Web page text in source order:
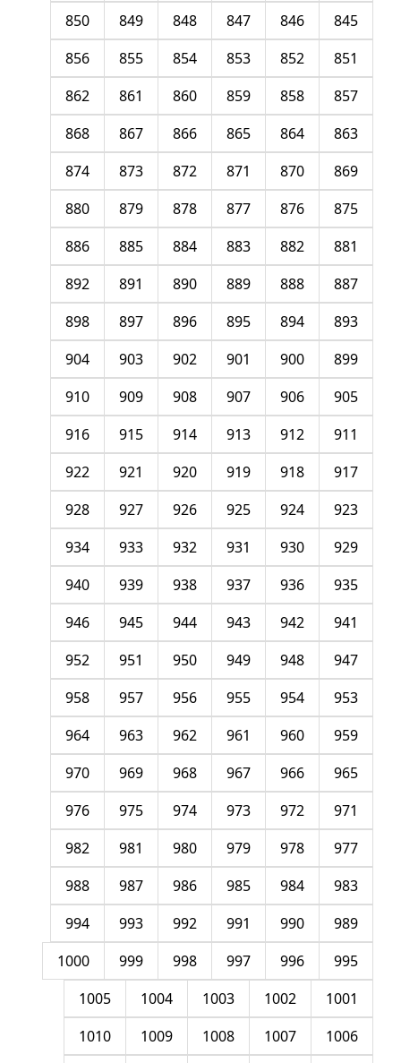
845
846
847
848
849
850
851
852
853
854
855
856
857
858
859
860
861
862
863
864
865
866
867
868
869
870
871
872
873
874
875
876
877
878
879
880
881
882
883
884
885
886
887
888
889
890
891
892
893
894
895
896
897
898
899
900
901
902
903
904
905
906
907
908
909
910
911
912
913
914
915
916
917
918
919
920
921
922
923
924
925
926
927
928
929
930
931
932
933
934
935
936
937
938
939
940
941
942
943
944
945
946
947
948
949
950
951
952
953
954
955
956
957
958
959
960
961
962
963
964
965
966
967
968
969
970
971
972
973
974
975
976
977
978
979
980
981
982
983
984
985
986
987
988
989
990
991
992
993
994
995
996
997
998
999
1000
1001
1002
1003
1004
1005
1006
1007
1008
1009
1010